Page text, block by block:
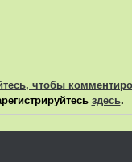
чтобы
здесь.